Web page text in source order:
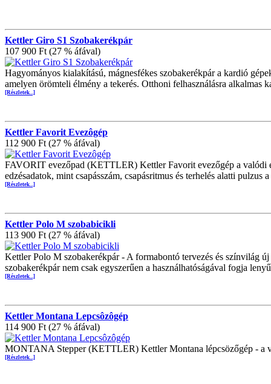
Kettler Giro S1 Szobakerékpár
107 900 Ft (27 % áfával)
Hagyományos kialakítású, mágnesfékes szobakerékpár a kardió
amelyen örömteli élmény a tekerés. Otthoni felhasználásra alkalmas
[Részletek...]
Kettler Favorit Evezôgép
112 900 Ft (27 % áfával)
FAVORIT evezőpad (KETTLER) Kettler Favorit evezőgép a valódi
edzésadatok, mint csapásszám, csapásritmus és terhelés alatti
[Részletek...]
Kettler Polo M szobabicikli
113 900 Ft (27 % áfával)
Kettler Polo M szobakerékpár - A formabontó tervezés és színvilág
szobakerékpár nem csak egyszerűen a használhatóságával fogja
[Részletek...]
Kettler Montana Lepcsôzôgép
114 900 Ft (27 % áfával)
MONTANA Stepper (KETTLER) Kettler Montana lépcsözőgép - a
[Részletek...]